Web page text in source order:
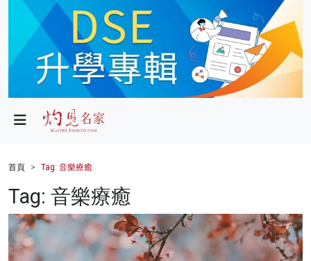
政局
財經
健康
商業
首頁 Tag: 音樂療癒
Tag: 音樂療癒